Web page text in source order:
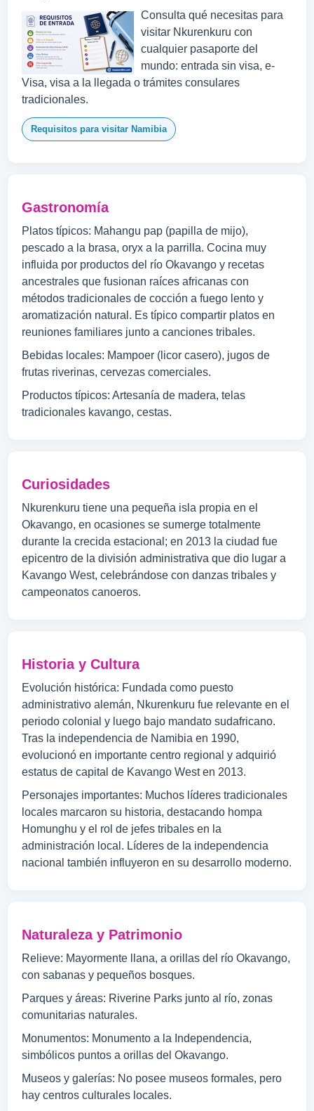
Consulta qué necesitas para
visitar Nkurenkuru con
cualquier pasaporte del
mundo: entrada sin visa, e-
Visa, visa a la llegada o trámites consulares
tradicionales.
Requisitos para visitar Namibia
Gastronomía
Platos típicos: Mahangu pap (papilla de mijo),
pescado a la brasa, oryx a la parrilla. Cocina muy
influida por productos del río Okavango y recetas
ancestrales que fusionan raíces africanas con
métodos tradicionales de cocción a fuego lento y
aromatización natural. Es típico compartir platos en
reuniones familiares junto a canciones tribales.
Bebidas locales: Mampoer (licor casero), jugos de
frutas riverinas, cervezas comerciales.
Productos típicos: Artesanía de madera, telas
tradicionales kavango, cestas.
Curiosidades
Nkurenkuru tiene una pequeña isla propia en el
Okavango, en ocasiones se sumerge totalmente
durante la crecida estacional; en 2013 la ciudad fue
epicentro de la división administrativa que dio lugar a
Kavango West, celebrándose con danzas tribales y
campeonatos canoeros.
Historia y Cultura
Evolución histórica: Fundada como puesto
administrativo alemán, Nkurenkuru fue relevante en el
periodo colonial y luego bajo mandato sudafricano.
Tras la independencia de Namibia en 1990,
evolucionó en importante centro regional y adquirió
estatus de capital de Kavango West en 2013.
Personajes importantes: Muchos líderes tradicionales
locales marcaron su historia, destacando hompa
Homunghu y el rol de jefes tribales en la
administración local. Líderes de la independencia
nacional también influyeron en su desarrollo moderno.
Naturaleza y Patrimonio
Relieve: Mayormente llana, a orillas del río Okavango,
con sabanas y pequeños bosques.
Parques y áreas: Riverine Parks junto al río, zonas
comunitarias naturales.
Monumentos: Monumento a la Independencia,
simbólicos puntos a orillas del Okavango.
Museos y galerías: No posee museos formales, pero
hay centros culturales locales.